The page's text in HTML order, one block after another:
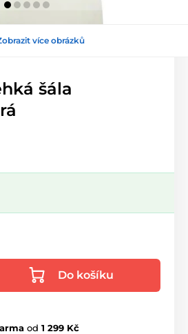
více obrázků
šála
Do košíku
od 1 299 Kč